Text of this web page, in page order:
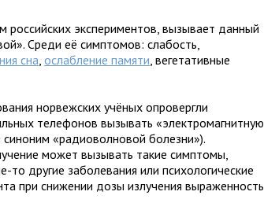
российских экспериментов, вызывает данный
Среди её симптомов: слабость,
сна,ослабление памяти, вегетативные
норвежских учёных опровергли
телефонов вызывать «электромагнитную
«радиоволновой болезни»).
может вызывать такие симптомы,
то другие заболевания или психологические
при снижении дозы излучения выраженность